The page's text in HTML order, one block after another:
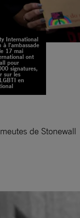
International
à l'ambassade
17 mai
ont
pour
signatures,
sur les
en
de Stonewall